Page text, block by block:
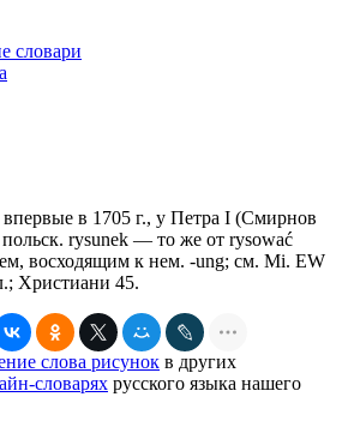
словари
впервые в 1705 г., у Петра I (Смирнов
rysunek — то же от rysować
восходящим к нем. -ung; см. Мi. ЕW
Христиани 45.
слова рисунок в других
словарях русского языка нашего